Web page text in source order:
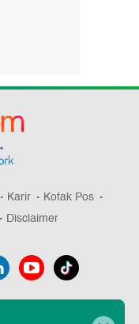
Karir
Kotak Pos
Disclaimer